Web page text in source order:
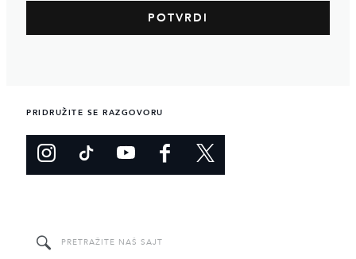
PRIDRUŽITE SE RAZGOVORU